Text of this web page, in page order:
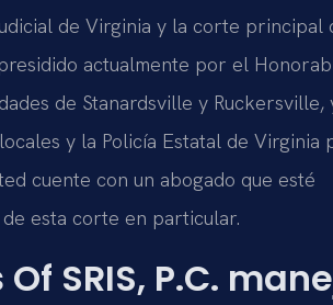
de Virginia y la corte principal
actualmente por el
de Stanardsville y Ruckersville,
y la Policía Estatal de Virginia
cuente con un abogado que esté
esta corte en particular.
SRIS, P.C.